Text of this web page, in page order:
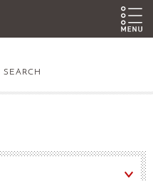
SEARCH